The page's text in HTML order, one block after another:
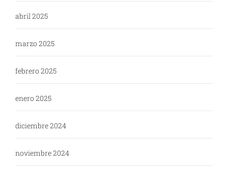
abril 2025
marzo 2025
febrero 2025
enero 2025
diciembre 2024
noviembre 2024